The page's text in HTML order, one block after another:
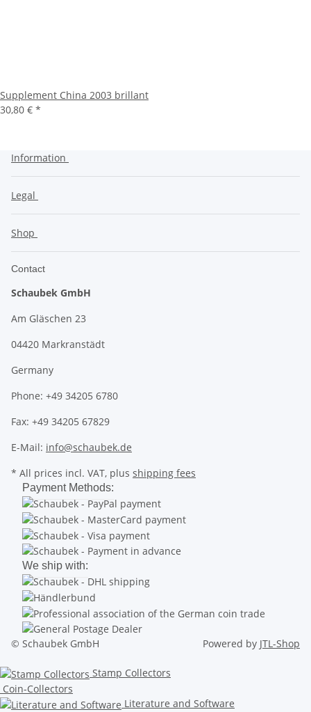
Supplement China 2003 brillant
30,80 € *
Information
Legal
Shop
Contact
Schaubek GmbH
Am Gläschen 23
04420 Markranstädt
Germany
Phone: +49 34205 6780
Fax: +49 34205 67829
E-Mail: info@schaubek.de
* All prices incl. VAT, plus shipping fees
Payment Methods:
We ship with:
© Schaubek GmbH Powered by JTL-Shop
Stamp Collectors
Coin-Collectors
Literature and Software